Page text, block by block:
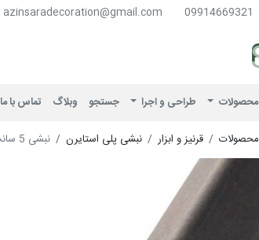
09914669321
azinsaradecoration@gmail.com
محصولات طراحی و اجرا جستجو وبلاگ تماس با ما
محصولات قرنیز و ابزار نبشی پلی استایرن نبشی 5 سانت پتينه استخوانی 8603